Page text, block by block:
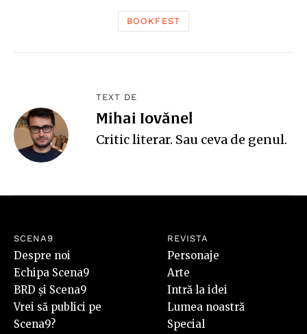
BOOKFEST
TEXT DE
Mihai Iovănel
Critic literar. Sau ceva de genul.
SCENA9
Despre noi
Echipa Scena9
BRD și Scena9
Vrei să publici pe
Scena9?
REVISTA
Personaje
Arte
Intră la idei
Lumea noastră
Special